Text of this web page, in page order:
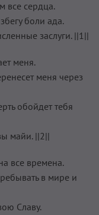
все сердца.
боли ада.
заслуги. ||1||
меня.
меня через
обойдет тебя
майи. ||2||
все времена.
в мире и
Славу.